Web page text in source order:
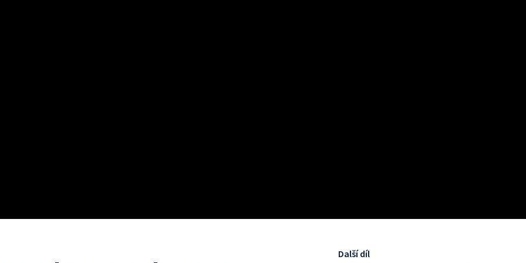
Další díl